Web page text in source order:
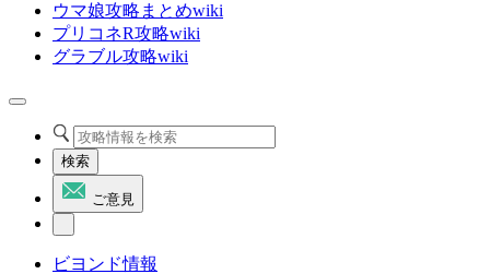
ウマ娘攻略まとめwiki
プリコネR攻略wiki
グラブル攻略wiki
検索
ご意見
ビヨンド情報